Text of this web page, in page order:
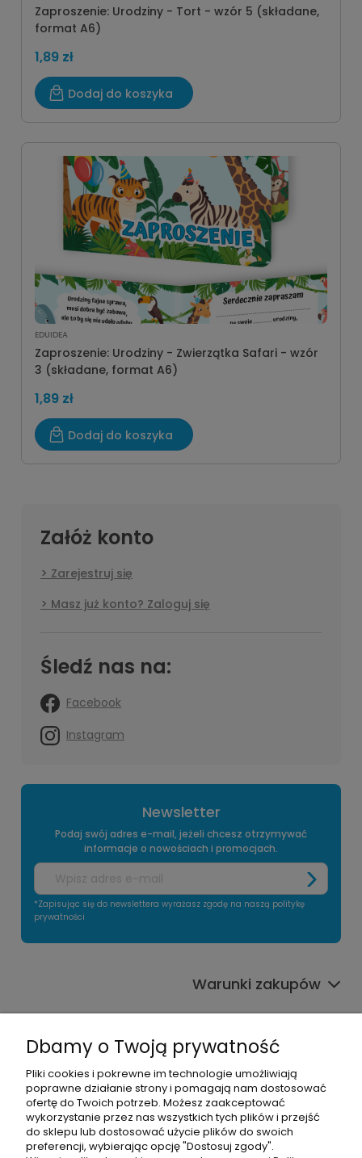
Zaproszenie: Urodziny - Tort - wzór 5 (składane,
format A6)
1,89 zł
Dodaj do koszyka
EDUIDEA
Zaproszenie: Urodziny - Zwierzątka Safari - wzór
3 (składane, format A6)
1,89 zł
Dodaj do koszyka
Załóż konto
Zarejestruj się
Masz już konto? Zaloguj się
Śledź nas na:
Facebook
Instagram
Newsletter
Podaj swój adres e-mail, jeżeli chcesz otrzymywać
informacje o nowościach i promocjach.
*Zapisując się do newslettera wyrażasz zgodę na naszą politykę
prywatności
Warunki zakupów
Informacje o sklepie
Moje konto
Pomoc
Dbamy o Twoją prywatność
Pliki cookies i pokrewne im technologie umożliwiają
poprawne działanie strony i pomagają nam dostosować
ofertę do Twoich potrzeb. Możesz zaakceptować
wykorzystanie przez nas wszystkich tych plików i przejść
do sklepu lub dostosować użycie plików do swoich
preferencji, wybierając opcję "Dostosuj zgody".